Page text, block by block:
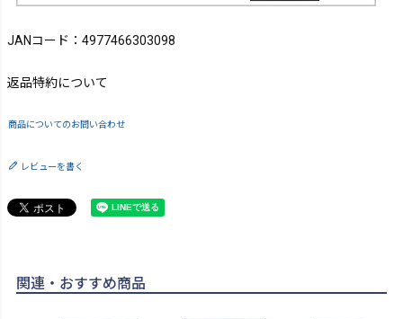
JANコード：4977466303098
返品特約について
商品についてのお問い合わせ
レビューを書く
関連・おすすめ商品